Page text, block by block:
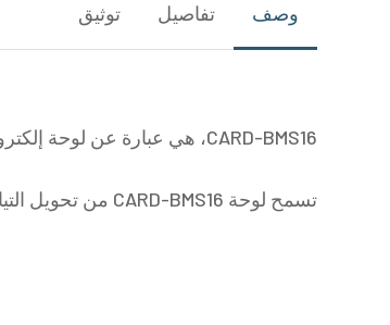
وصف تفاصيل توثيق
CARD-BMS16، هي عبارة عن لوحة إلكترونية لتحويل التيار – الجهد.
تسمح لوحة CARD-BMS16 من تحويل التيار القادم من المسابير إلى جهد.